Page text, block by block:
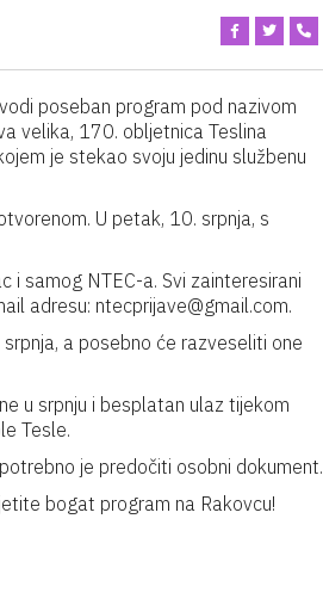
poseban program pod nazivom
velika, 170. obljetnica Teslina
je stekao svoju jedinu službenu
U petak, 10. srpnja, s
i samog NTEC-a. Svi zainteresirani
adresu: ntecprijave@gmail.com.
a posebno će razveseliti one
u srpnju i besplatan ulaz tijekom
Tesle.
je predočiti osobni dokument.
bogat program na Rakovcu!